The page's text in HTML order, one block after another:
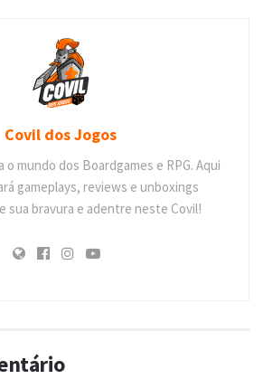
Covil dos Jogos
o mundo dos Boardgames e RPG. Aqui
gameplays, reviews e unboxings
sua bravura e adentre neste Covil!